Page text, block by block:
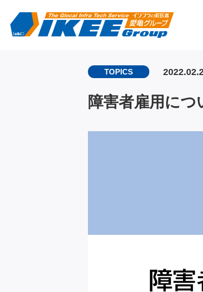
TOPICS
障害者雇用に